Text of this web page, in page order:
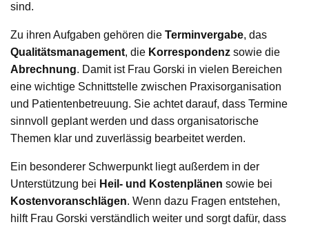
sind.
Zu ihren Aufgaben gehören die Terminvergabe, das
Qualitätsmanagement, die Korrespondenz sowie die
Abrechnung. Damit ist Frau Gorski in vielen Bereichen
eine wichtige Schnittstelle zwischen Praxisorganisation
und Patientenbetreuung. Sie achtet darauf, dass Termine
sinnvoll geplant werden und dass organisatorische
Themen klar und zuverlässig bearbeitet werden.
Ein besonderer Schwerpunkt liegt außerdem in der
Unterstützung bei Heil- und Kostenplänen sowie bei
Kostenvoranschlägen. Wenn dazu Fragen entstehen,
hilft Frau Gorski verständlich weiter und sorgt dafür, dass